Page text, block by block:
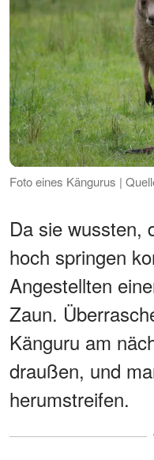
Foto eines Kängurus |
Da sie wussten,
hoch springen
Angestellten
Zaun.
Känguru am
draußen, und
herumstreifen.